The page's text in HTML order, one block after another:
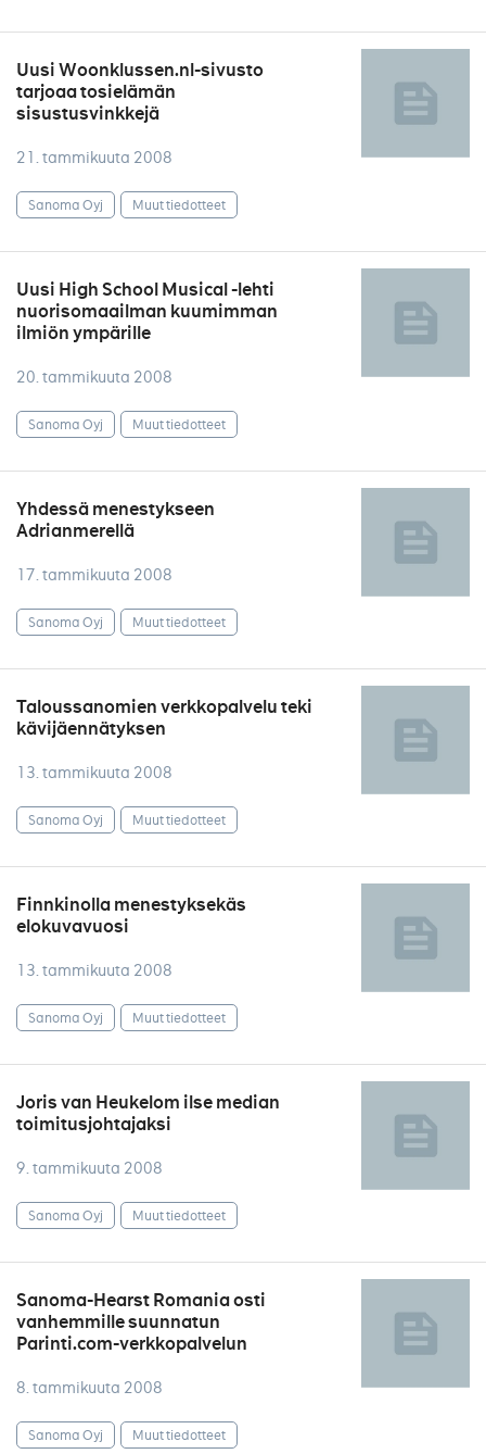
Uusi Woonklussen.nl-sivusto
tarjoaa tosielämän
sisustusvinkkejä
21. tammikuuta 2008
Sanoma Oyj Muut tiedotteet
Uusi High School Musical -lehti
nuorisomaailman kuumimman
ilmiön ympärille
20. tammikuuta 2008
Sanoma Oyj Muut tiedotteet
Yhdessä menestykseen
Adrianmerellä
17. tammikuuta 2008
Sanoma Oyj Muut tiedotteet
Taloussanomien verkkopalvelu teki
kävijäennätyksen
13. tammikuuta 2008
Sanoma Oyj Muut tiedotteet
Finnkinolla menestyksekäs
elokuvavuosi
13. tammikuuta 2008
Sanoma Oyj Muut tiedotteet
Joris van Heukelom ilse median
toimitusjohtajaksi
9. tammikuuta 2008
Sanoma Oyj Muut tiedotteet
Sanoma-Hearst Romania osti
vanhemmille suunnatun
Parinti.com-verkkopalvelun
8. tammikuuta 2008
Sanoma Oyj Muut tiedotteet